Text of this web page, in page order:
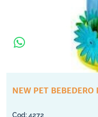
NEW PET
4272